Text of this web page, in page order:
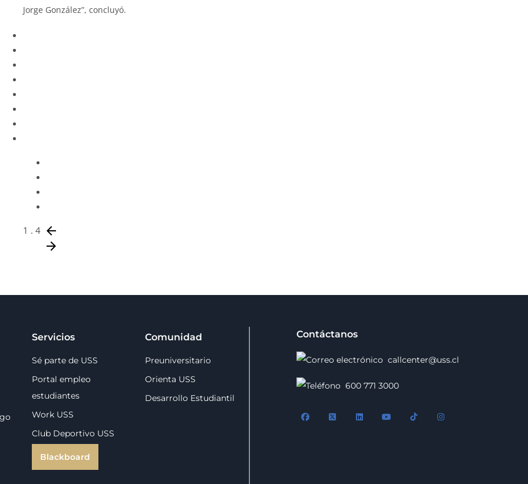
Jorge González”, concluyó.
1 . 4 arrow_back
arrow_forward
Servicios
Sé parte de USS
Portal empleo
estudiantes
Work USS
Club Deportivo USS
Blackboard
Comunidad
Preuniversitario
Orienta USS
Desarrollo Estudiantil
Contáctanos
callcenter@uss.cl
600 771 3000